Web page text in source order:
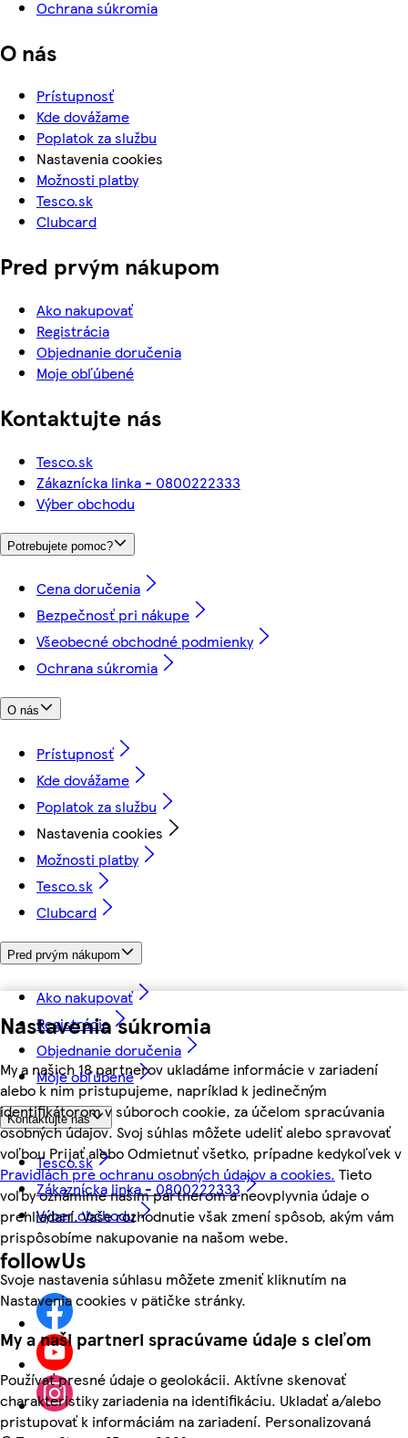
Nastavenia súkromia
My a našich 18 partnerov ukladáme informácie v zariadení
alebo k nim pristupujeme, napríklad k jedinečným
identifikátorom v súboroch cookie, za účelom spracúvania
osobných údajov. Svoj súhlas môžete udeliť alebo spravovať
voľbou Prijať alebo Odmietnuť všetko, prípadne kedykoľvek v
Pravidlách pre ochranu osobných údajov a cookies. Tieto
voľby oznámime našim partnerom a neovplyvnia údaje o
prehliadaní. Vaše rozhodnutie však zmení spôsob, akým vám
prispôsobíme nakupovanie na našom webe.
Svoje nastavenia súhlasu môžete zmeniť kliknutím na
Nastavenia cookies v pätičke stránky.
My a naši partneri spracúvame údaje s cieľom
Používať presné údaje o geolokácii. Aktívne skenovať
charakteristiky zariadenia na identifikáciu. Ukladať a/alebo
pristupovať k informáciám na zariadení. Personalizovaná
Ochrana súkromia
O nás
Prístupnosť
Kde dovážame
Poplatok za službu
Nastavenia cookies
Možnosti platby
Tesco.sk
Clubcard
Pred prvým nákupom
Ako nakupovať
Registrácia
Objednanie doručenia
Moje obľúbené
Kontaktujte nás
Tesco.sk
Zákaznícka linka - 0800222333
Výber obchodu
Potrebujete pomoc?
Cena doručenia
Bezpečnosť pri nákupe
Všeobecné obchodné podmienky
Ochrana súkromia
O nás
Prístupnosť
Kde dovážame
Poplatok za službu
Nastavenia cookies
Možnosti platby
Tesco.sk
Clubcard
Pred prvým nákupom
Ako nakupovať
Registrácia
Objednanie doručenia
Moje obľúbené
Kontaktujte nás
Tesco.sk
Zákaznícka linka - 0800222333
Výber obchodu
followUs